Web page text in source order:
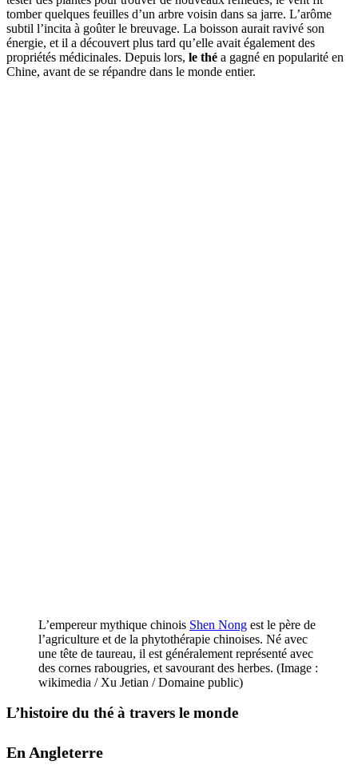
tomber quelques feuilles d’un arbre voisin dans sa jarre. L’arôme
subtil l’incita à goûter le breuvage. La boisson aurait ravivé son
énergie, et il a découvert plus tard qu’elle avait également des
propriétés médicinales. Depuis lors, le thé a gagné en popularité en
Chine, avant de se répandre dans le monde entier.
L’empereur mythique chinois Shen Nong est le père de
l’agriculture et de la phytothérapie chinoises. Né avec
une tête de taureau, il est généralement représenté avec
des cornes rabougries, et savourant des herbes. (Image :
wikimedia / Xu Jetian / Domaine public)
L’histoire du thé à travers le monde
En Angleterre